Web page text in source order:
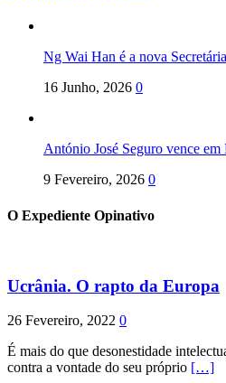
Ng Wai Han é a nova
16 Junho, 2026 0
António José Seguro vence
9 Fevereiro, 2026 0
O Expediente Opinativo
Ucrânia. O rapto da Europa
26 Fevereiro, 2022 0
É mais do que desonestidade
contra a vontade do seu próprio […]